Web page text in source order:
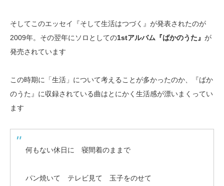
そしてこのエッセイ『そして生活はつづく』が発表されたのが
2009年。その翌年にソロとしての1stアルバム『ばかのうた』 が
発売されています
この時期に「生活」について考えることが多かったのか、『ばか
のうた』に収録されている曲はとにかく生活感が漂いまくってい
ます
何もない休日に 寝間着のままで
パン焼いて テレビ見て 玉子をのせて